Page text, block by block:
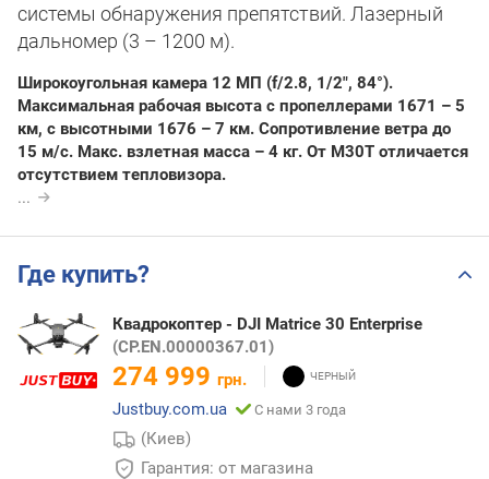
системы обнаружения препятствий. Лазерный
дальномер (3 – 1200 м).
Широкоугольная камера 12 МП (f/2.8, 1/2", 84°).
Максимальная рабочая высота с пропеллерами 1671 – 5
км, с высотными 1676 – 7 км. Сопротивление ветра до
15 м/с. Макс. взлетная масса – 4 кг. От M30T отличается
отсутствием тепловизора.
...
Где купить?
Квадрокоптер - DJI Matrice 30 Enterprise
(CP.EN.00000367.01)
274 999 грн.
Justbuy.com.ua
С нами 3 года
(Киев)
Гарантия: от магазина